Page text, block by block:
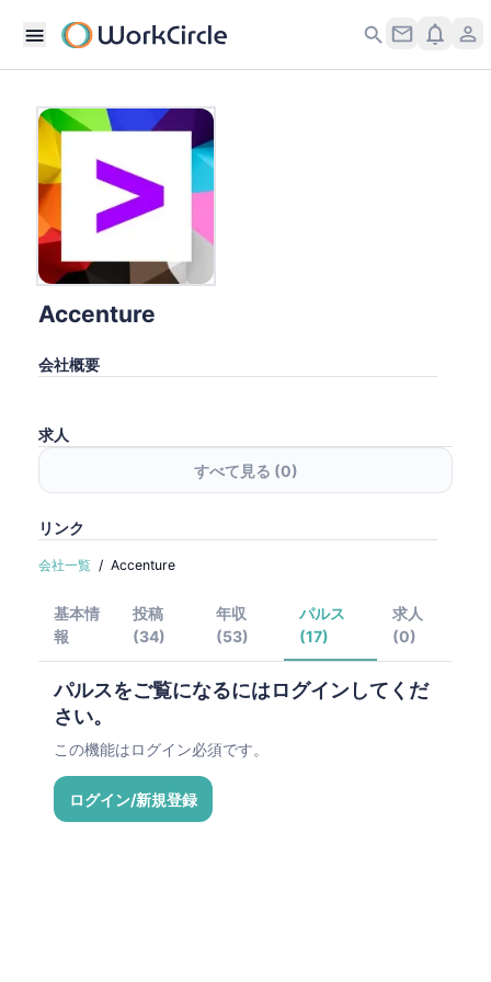
Accenture
会社概要
求人
すべて見る (0)
リンク
会社一覧 / Accenture
基本情
報
投稿
(34)
年収
(53)
パルス
(17)
求人
(0)
パルスをご覧になるにはログインしてくだ
さい。
この機能はログイン必須です。
ログイン/新規登録